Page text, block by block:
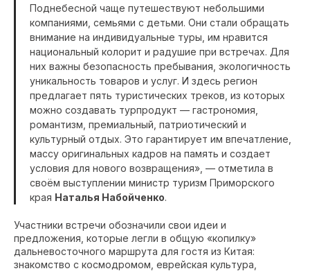
Поднебесной чаще путешествуют небольшими
компаниями, семьями с детьми. Они стали обращать
внимание на индивидуальные туры, им нравится
национальный колорит и радушие при встречах. Для
них важны безопасность пребывания, экологичность
уникальность товаров и услуг. И здесь регион
предлагает пять туристических треков, из которых
можно создавать турпродукт — гастрономия,
романтизм, премиальный, патриотический и
культурный отдых. Это гарантирует им впечатление,
массу оригинальных кадров на память и создает
условия для нового возвращения», — отметила в
своём выступлении министр туризм Приморского
края Наталья Набойченко.
Участники встречи обозначили свои идеи и
предложения, которые легли в общую «копилку»
дальневосточного маршрута для гостя из Китая:
знакомство с космодромом, еврейская культура,